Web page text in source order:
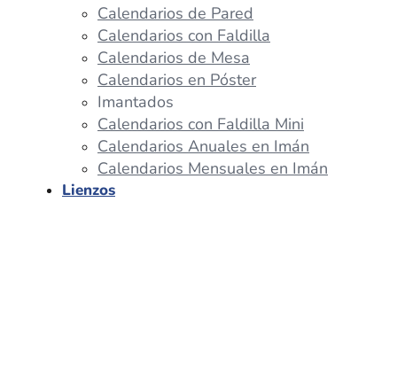
Calendarios de Pared
Calendarios con Faldilla
Calendarios de Mesa
Calendarios en Póster
Imantados
Calendarios con Faldilla Mini
Calendarios Anuales en Imán
Calendarios Mensuales en Imán
Lienzos